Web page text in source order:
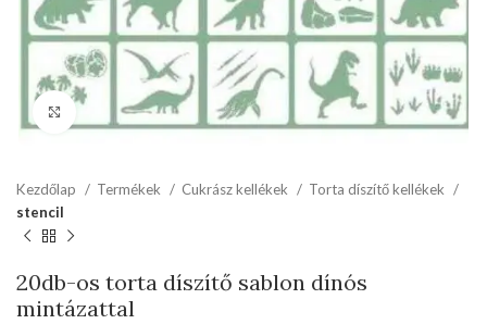
kattints a kinagyításhoz
Kezdőlap Termékek Cukrász kellékek
Torta díszítő kellékek
stencil
20db-os torta díszítő sablon dínós
mintázattal